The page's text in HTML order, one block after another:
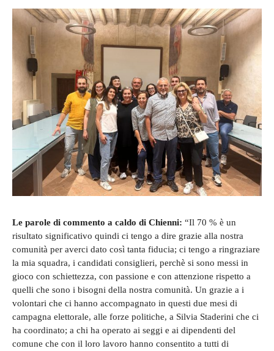
Le parole di commento a caldo di Chienni: “Il 70 % è un
risultato significativo quindi ci tengo a dire grazie alla nostra
comunità per averci dato così tanta fiducia; ci tengo a ringraziare
la mia squadra, i candidati consiglieri, perchè si sono messi in
gioco con schiettezza, con passione e con attenzione rispetto a
quelli che sono i bisogni della nostra comunità. Un grazie a i
volontari che ci hanno accompagnato in questi due mesi di
campagna elettorale, alle forze politiche, a Silvia Staderini che ci
ha coordinato; a chi ha operato ai seggi e ai dipendenti del
comune che con il loro lavoro hanno consentito a tutti di